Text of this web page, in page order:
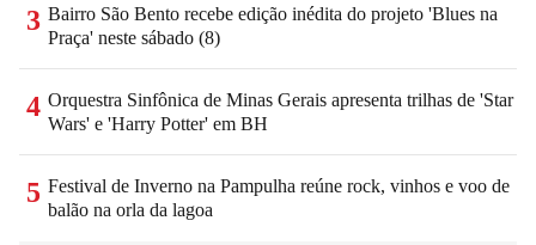
3 Bairro São Bento recebe edição inédita do projeto 'Blues na
Praça' neste sábado (8)
4 Orquestra Sinfônica de Minas Gerais apresenta trilhas de 'Star
Wars' e 'Harry Potter' em BH
5 Festival de Inverno na Pampulha reúne rock, vinhos e voo de
balão na orla da lagoa